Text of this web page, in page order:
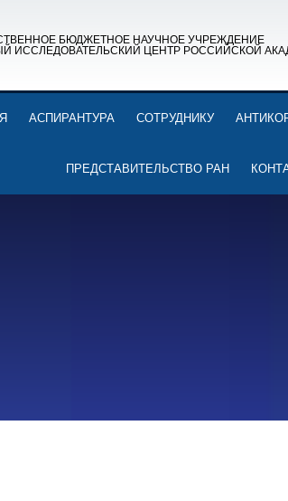
БЮДЖЕТНОЕ НАУЧНОЕ УЧРЕЖДЕНИЕ
ИССЛЕДОВАТЕЛЬСКИЙ ЦЕНТР РОССИЙСКОЙ
АСПИРАНТУРА СОТРУДНИКУ
ПРЕДСТАВИТЕЛЬСТВО РАН